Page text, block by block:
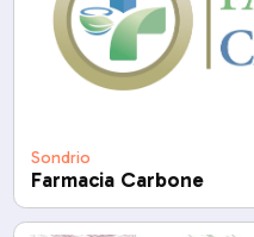
Sondrio
Farmacia Carbone